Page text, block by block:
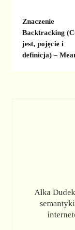
Znaczenie
Backtracking
jest, pojęcie i
definicja) –
Alka